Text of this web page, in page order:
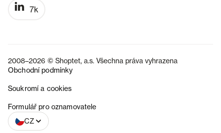
7k
2008–2026 © Shoptet, a.s. Všechna práva vyhrazena
Obchodní podmínky
Soukromí a cookies
Formulář pro oznamovatele
CZ